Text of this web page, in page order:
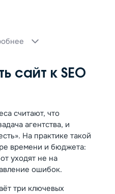
сайт к SEO
считают, что
агентства, и
На практике такой
времени и бюджета:
уходят не на
ошибок.
три ключевых